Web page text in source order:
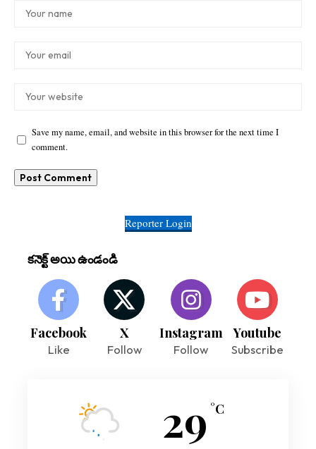
Save my name, email, and website in this browser for the next time I
comment.
Reporter Login
కనెక్ట్ అయి ఉండండి
Facebook
Like
X
Follow
Instagram
Follow
Youtube
Subscribe
29 °C